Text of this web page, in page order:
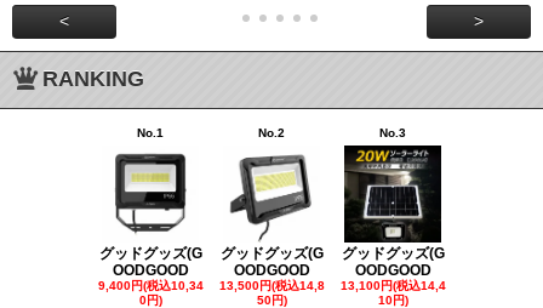
< >
RANKING
No.1
グッドグッズ(G
OODGOOD
9,400円(税込10,34
0円)
No.2
グッドグッズ(G
OODGOOD
13,500円(税込14,8
50円)
No.3
グッドグッズ(G
OODGOOD
13,100円(税込14,4
10円)